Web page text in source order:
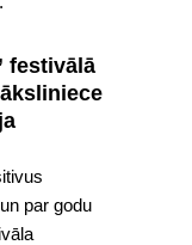
festivālā
par godu